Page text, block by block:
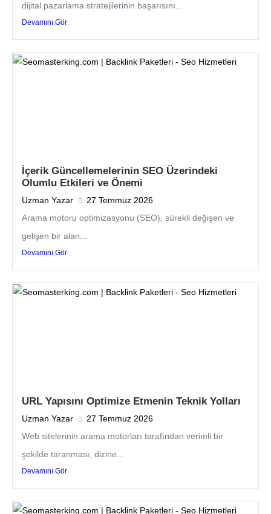
dijital pazarlama stratejilerinin başarısını...
Devamını Gör
İçerik Güncellemelerinin SEO Üzerindeki
Olumlu Etkileri ve Önemi
Uzman Yazar
27 Temmuz 2026
Arama motoru optimizasyonu (SEO), sürekli değişen ve
gelişen bir alan...
Devamını Gör
URL Yapısını Optimize Etmenin Teknik Yolları
Uzman Yazar
27 Temmuz 2026
Web sitelerinin arama motorları tarafından verimli bir
şekilde taranması, dizine...
Devamını Gör